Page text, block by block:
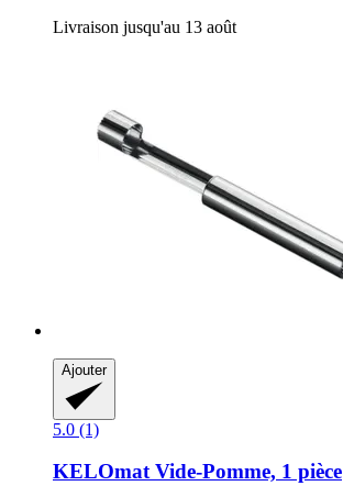
Livraison jusqu'au 13 août
Ajouter
5.0 (1)
KELOmatVide-​Pomme, 1 pièce